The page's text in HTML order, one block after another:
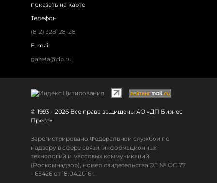
показать на карте
Телефон
(812) 328-28-28
E-mail
gazeta@dp.ru
© 1993 - 2026 Все права защищены АО «ДП Бизнес
Пресс»
Зарегистрировано Федеральной службой по
надзору в сфере связи, информационных
технологий и массовых коммуникаций
(Роскомнадзор), номер свидетельства ЭЛ № ФС 77
- 65426 от 18.04.2016г.